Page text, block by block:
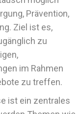
Prävention,
Ziel ist es,
zu
im Rahmen
zu treffen.
ist ein zentrales